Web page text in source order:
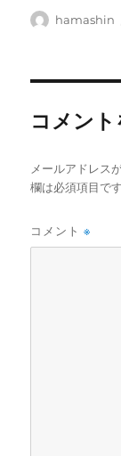
投
hamashin
コメン
メールアドレス
欄は必須項目です
コメント※